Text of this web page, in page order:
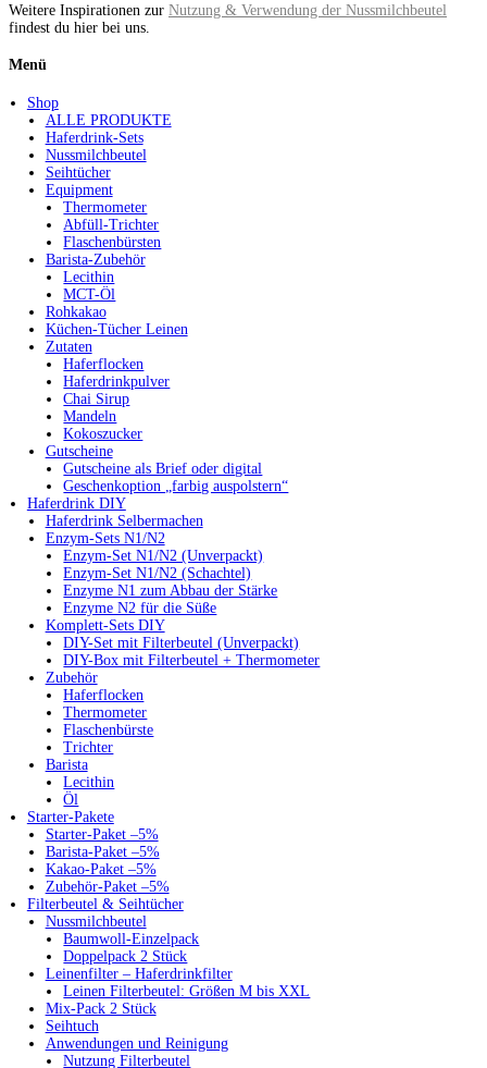
Weitere Inspirationen zur Nutzung & Verwendung der Nussmilchbeutel
findest du hier bei uns.
Menü
Shop
ALLE PRODUKTE
Haferdrink-Sets
Nussmilchbeutel
Seihtücher
Equipment
Thermometer
Abfüll-Trichter
Flaschenbürsten
Barista-Zubehör
Lecithin
MCT-Öl
Rohkakao
Küchen-Tücher Leinen
Zutaten
Haferflocken
Haferdrinkpulver
Chai Sirup
Mandeln
Kokoszucker
Gutscheine
Gutscheine als Brief oder digital
Geschenkoption „farbig auspolstern“
Haferdrink DIY
Haferdrink Selbermachen
Enzym-Sets N1/N2
Enzym-Set N1/N2 (Unverpackt)
Enzym-Set N1/N2 (Schachtel)
Enzyme N1 zum Abbau der Stärke
Enzyme N2 für die Süße
Komplett-Sets DIY
DIY-Set mit Filterbeutel (Unverpackt)
DIY-Box mit Filterbeutel + Thermometer
Zubehör
Haferflocken
Thermometer
Flaschenbürste
Trichter
Barista
Lecithin
Öl
Starter-Pakete
Starter-Paket –5%
Barista-Paket –5%
Kakao-Paket –5%
Zubehör-Paket –5%
Filterbeutel & Seihtücher
Nussmilchbeutel
Baumwoll-Einzelpack
Doppelpack 2 Stück
Leinenfilter – Haferdrinkfilter
Leinen Filterbeutel: Größen M bis XXL
Mix-Pack 2 Stück
Seihtuch
Anwendungen und Reinigung
Nutzung Filterbeutel